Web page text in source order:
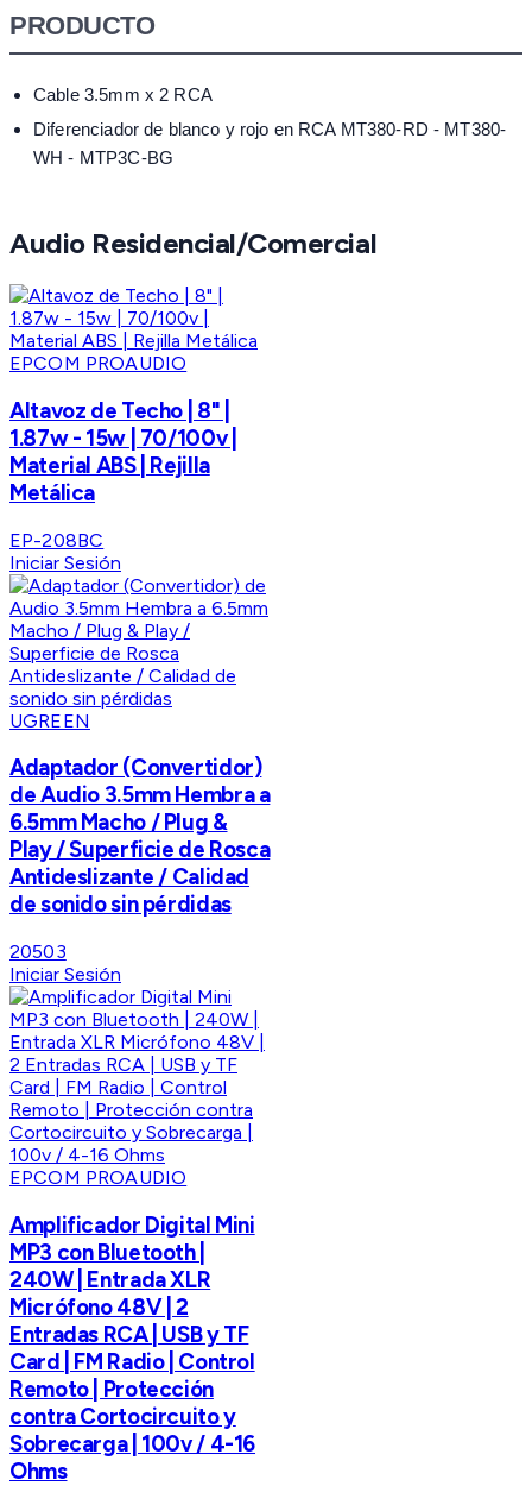
PRODUCTO
Cable 3.5mm x 2 RCA
Diferenciador de blanco y rojo en RCA MT380-RD - MT380-
WH - MTP3C-BG
Audio Residencial/Comercial
EPCOM PROAUDIO
Altavoz de Techo | 8" |
1.87w - 15w | 70/100v |
Material ABS | Rejilla
Metálica
EP-208BC
Iniciar Sesión
UGREEN
Adaptador (Convertidor)
de Audio 3.5mm Hembra a
6.5mm Macho / Plug &
Play / Superficie de Rosca
Antideslizante / Calidad
de sonido sin pérdidas
20503
Iniciar Sesión
EPCOM PROAUDIO
Amplificador Digital Mini
MP3 con Bluetooth |
240W | Entrada XLR
Micrófono 48V | 2
Entradas RCA | USB y TF
Card | FM Radio | Control
Remoto | Protección
contra Cortocircuito y
Sobrecarga | 100v / 4-16
Ohms